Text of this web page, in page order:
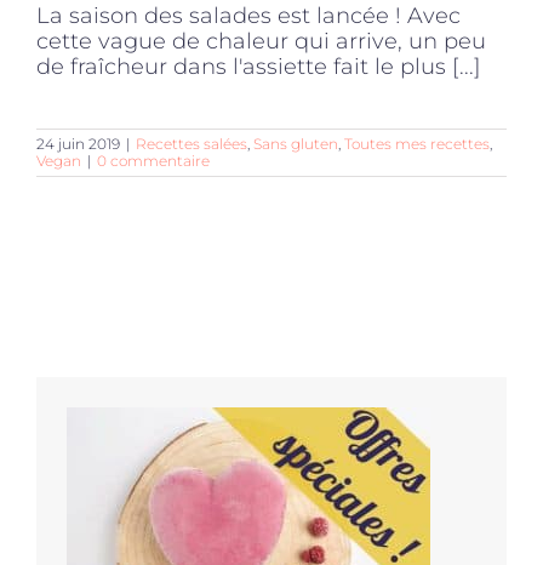
La saison des salades est lancée ! Avec
cette vague de chaleur qui arrive, un peu
de fraîcheur dans l'assiette fait le plus [...]
24 juin 2019 | Recettes salées Sans gluten Toutes mes recettes
Vegan | 0 commentaire